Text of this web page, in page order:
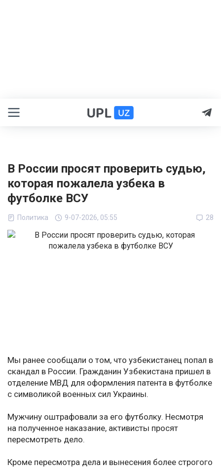
В России просят проверить судью,
которая пожалела узбека в
футболке ВСУ
Политика 9-07-2026, 05:55 28
Мы ранее сообщали о том, что узбекистанец попал в
скандал в России. Гражданин Узбекистана пришел в
отделение МВД для оформления патента в футболке
с символикой военных сил Украины.
Мужчину оштрафовали за его футболку. Несмотря
на полученное наказание, активисты просят
пересмотреть дело.
Кроме пересмотра дела и вынесения более строгого